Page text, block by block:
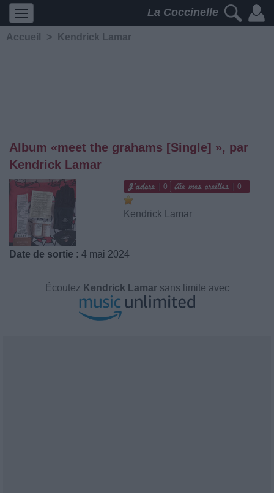
La Coccinelle
Accueil > Kendrick Lamar
Album «​meet the grahams [Single] », par
Kendrick Lamar
0 0
Kendrick Lamar
Date de sortie : 4 mai 2024
Écoutez Kendrick Lamarsans limite avec